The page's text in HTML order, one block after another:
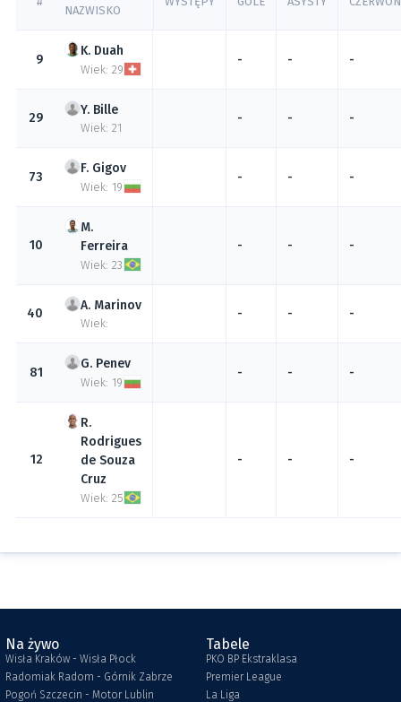
NAZWISKO
9
Duah
Wiek: 29
- - -
29
Bille
Wiek: 21
- - -
73
Gigov
Wiek: 19
- - -
10 Ferreira
Wiek: 23
- - -
40
Marinov
Wiek:
- - -
81
Penev
Wiek: 19
- - -
12
Rodrigues
de Souza
Cruz
Wiek: 25
- - -
Na żywo
Wisła Kraków - Wisła Płock
Radomiak Radom - Górnik Zabrze
Pogoń Szczecin - Motor Lublin
Tabele
PKO BP Ekstraklasa
Premier League
La Liga